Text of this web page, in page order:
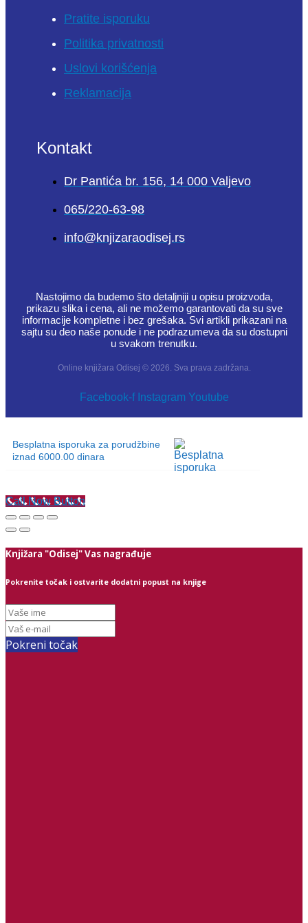
Pratite isporuku
Politika privatnosti
Uslovi korišćenja
Reklamacija
Kontakt
Dr Pantića br. 156, 14 000 Valjevo
065/220-63-98
info@knjizaraodisej.rs
Nastojimo da budemo što detaljniji u opisu proizvoda,
prikazu slika i cena, ali ne možemo garantovati da su sve
informacije kompletne i bez grešaka. Svi artikli prikazani na
sajtu su deo naše ponude i ne podrazumeva da su dostupni
u svakom trenutku.
Online knjižara Odisej © 2026. Sva prava zadržana.
Facebook-f Instagram Youtube
Besplatna isporuka za porudžbine
iznad 6000.00 dinara
Call Now Button
Knjižara "Odisej" Vas nagrađuje
Pokrenite točak i ostvarite dodatni popust na knjige
Pokreni točak